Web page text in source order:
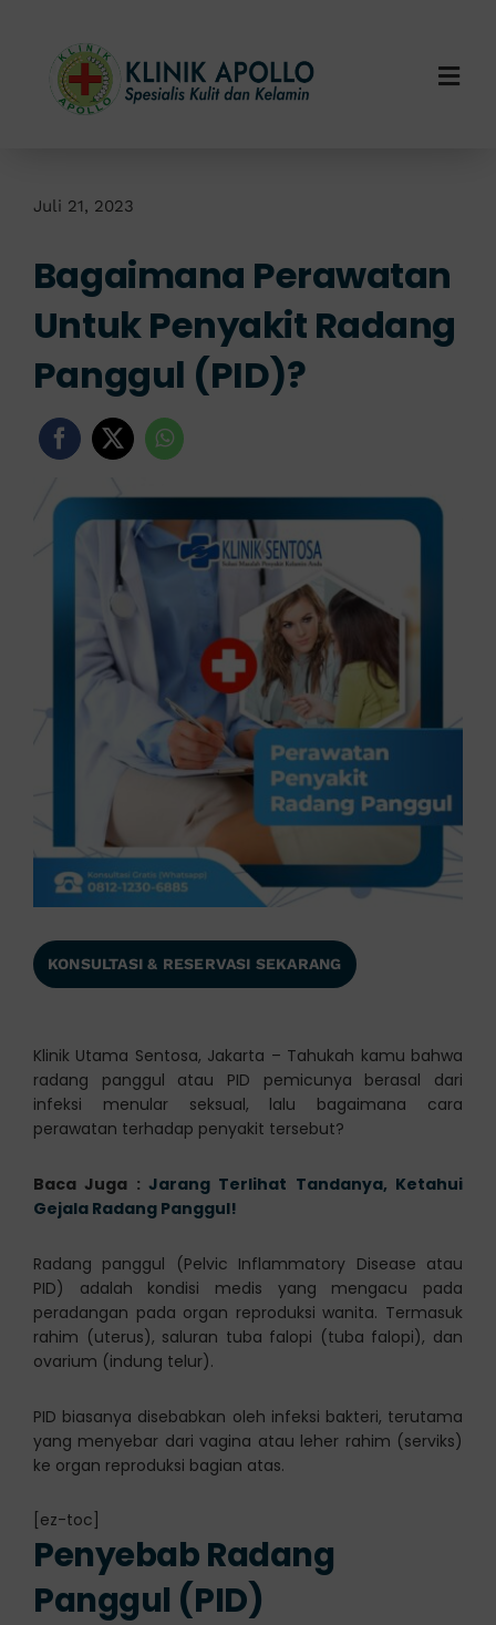
content
Layanan Kami
Info Klinik
Juli 21, 2023
Bagaimana Perawatan
Untuk Penyakit Radang
Panggul (PID)?
KONSULTASI & RESERVASI SEKARANG
Klinik Utama Sentosa, Jakarta – Tahukah kamu bahwa
radang panggul atau PID pemicunya berasal dari
infeksi menular seksual, lalu bagaimana cara
perawatan terhadap penyakit tersebut?
Baca Juga : Jarang Terlihat Tandanya, Ketahui
Gejala Radang Panggul!
Radang panggul (Pelvic Inflammatory Disease atau
PID) adalah kondisi medis yang mengacu pada
peradangan pada organ reproduksi wanita. Termasuk
rahim (uterus), saluran tuba falopi (tuba falopi), dan
ovarium (indung telur).
PID biasanya disebabkan oleh infeksi bakteri, terutama
yang menyebar dari vagina atau leher rahim (serviks)
ke organ reproduksi bagian atas.
[ez-toc]
Penyebab Radang
Panggul (PID)